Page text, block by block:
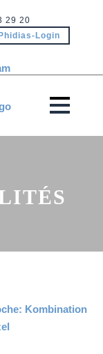
29 20
Phidias-Login